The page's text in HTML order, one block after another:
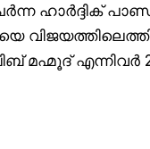
ഹാർദ്ദിക്
എന്നിവർ 2